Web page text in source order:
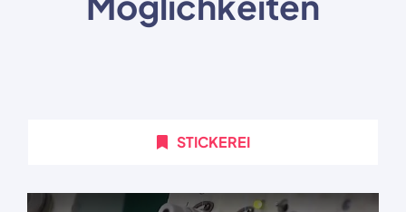
STICKEREI